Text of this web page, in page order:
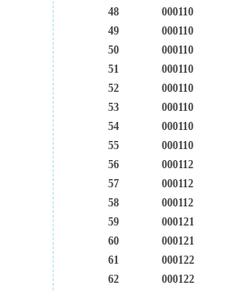
48
000110
49
000110
50
000110
51
000110
52
000110
53
000110
54
000110
55
000110
56
000112
57
000112
58
000112
59
000121
60
000121
61
000122
62
000122